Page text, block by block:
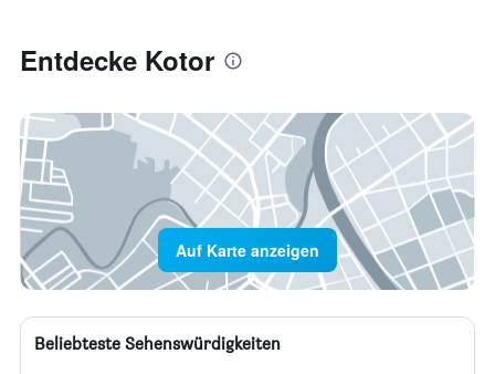
Entdecke Kotor
Auf Karte anzeigen
Beliebteste Sehenswürdigkeiten